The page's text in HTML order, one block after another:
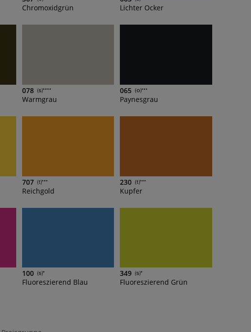
Chromoxidgrün
Lichter Ocker
078
Warmgrau
065
Paynesgrau
707
Reichgold
230
Kupfer
100
Fluoreszierend Blau
349
Fluoreszierend Grün